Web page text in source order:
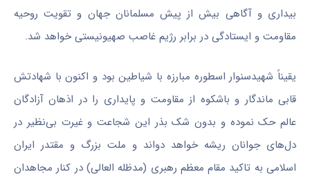
بیداری و آگاهی بیش از پیش مسلمانان جهان و تقویت روحیه
مقاومت و ایستادگی در برابر رژیم غاصب صهیونیستی خواهد شد.
یقیناً شهیدسنوار اسطوره مبارزه با شیاطین بود و اکنون با شهادتش
قابی ماندگار و باشکوه از مقاومت و پایداری را در اذهان آزادگان
عالم حک نموده و بدون شک بذر این شجاعت و غیرت بی‌نظیر در
دل‌های جوانان ریشه خواهد دواند و ملت بزرگ و مقتدر ایران
اسلامی به تاکید مقام معظم رهبری (مدظله العالی) در کنار مجاهدان